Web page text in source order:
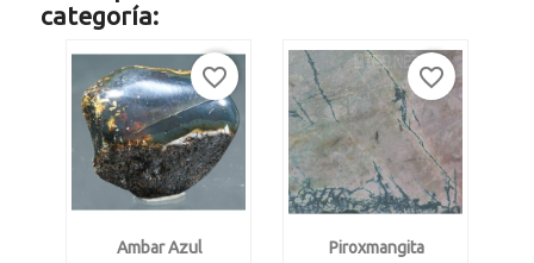
categoría:
Ambar Azul
favorite_border
Piroxmangita
favorite_border